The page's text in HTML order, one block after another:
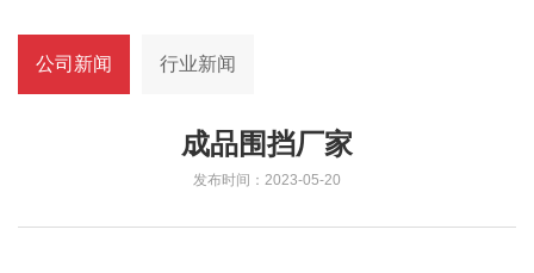
公司新闻 行业新闻
成品围挡厂家
发布时间：2023-05-20